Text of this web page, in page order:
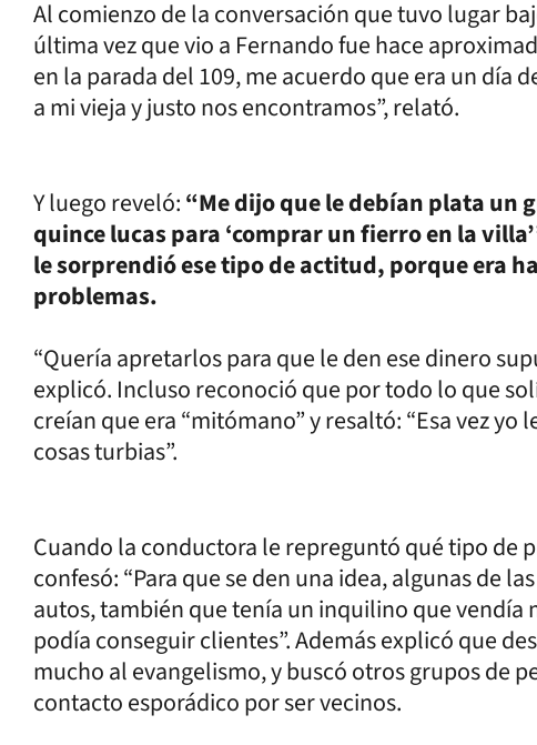
Al comienzo de la conversación que tuvo lugar
última vez que vio a Fernando fue hace
en la parada del 109, me acuerdo que era un día
a mi vieja y justo nos encontramos”, relató.
Y luego reveló:“Me dijo que le debían plata un
quince lucas para ‘comprar un fierro en la
le sorprendió ese tipo de actitud, porque era
problemas.
“Quería apretarlos para que le den ese dinero
explicó. Incluso reconoció que por todo lo que
creían que era “mitómano” y resaltó: “Esa vez
cosas turbias”.
Cuando la conductora le repreguntó qué tipo de
confesó: “Para que se den una idea, algunas de
autos, también que tenía un inquilino que vendía
podía conseguir clientes”. Además explicó que
mucho al evangelismo, y buscó otros grupos de
contacto esporádico por ser vecinos.